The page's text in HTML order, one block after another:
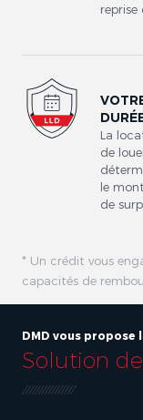
DMD vous propose
Solution
reprise
La
de
le
de
* Un crédit vous
capacités de